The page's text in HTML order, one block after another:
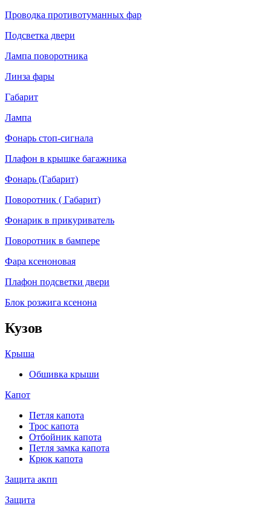
Проводка противотуманных фар
Подсветка двери
Лампа поворотника
Линза фары
Габарит
Лампа
Фонарь стоп-сигнала
Плафон в крышке багажника
Фонарь (Габарит)
Поворотник ( Габарит)
Фонарик в прикуриватель
Поворотник в бампере
Фара ксеноновая
Плафон подсветки двери
Блок розжига ксенона
Кузов
Крыша
Обшивка крыши
Капот
Петля капота
Трос капота
Отбойник капота
Петля замка капота
Крюк капота
Защита акпп
Защита